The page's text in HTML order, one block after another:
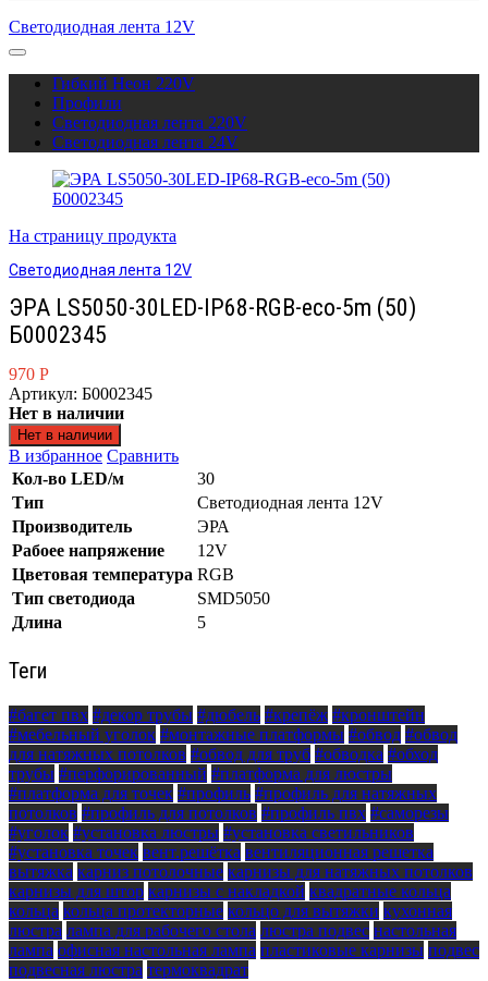
Светодиодная лента 12V
Гибкий Неон 220V
Профили
Светодиодная лента 220V
Светодиодная лента 24V
На страницу продукта
Светодиодная лента 12V
ЭРА LS5050-30LED-IP68-RGB-eco-5m (50)
Б0002345
970 Р
Артикул: Б0002345
Нет в наличии
Нет в наличии
В избранное Сравнить
Кол-во LED/м
30
Тип
Светодиодная лента 12V
Производитель
ЭРА
Рабоее напряжение
12V
Цветовая температура RGB
Тип светодиода
SMD5050
Длина
5
Теги
#багет пвх #декор трубы #дюбель #крепёж #кронштейн
#мебельный уголок #монтажные платформы #обвод #обвод
для натяжных потолков #обвод для труб #обводка #обход
трубы #перфорированный #платформа для люстры
#платформа для точек #профиль #профиль для натяжных
потолков #профиль для потолков #профиль пвх #саморезы
#уголок #установка люстры #установка светильников
#установка точек вент.решётка вентиляционная решетка
вытяжка карниз потолочные карнизы для натяжных потолков
карнизы для штор карнизы с накладкой квадратные кольца
кольца кольца протекторные кольцо для вытяжки кухонная
люстра лампа для рабочего стола люстра подвес настольная
лампа офисная настольная лампа пластиковые карнизы подвес
подвесная люстра термоквадрат